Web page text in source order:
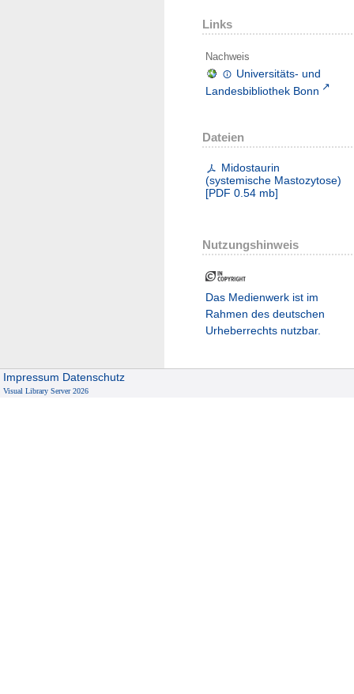
Links
Nachweis
Universitäts- und
Landesbibliothek Bonn
Dateien
Midostaurin
(systemische Mastozytose)
[PDF 0.54 mb]
Nutzungshinweis
Das Medienwerk ist im
Rahmen des deutschen
Urheberrechts nutzbar.
Impressum Datenschutz
Visual Library Server 2026